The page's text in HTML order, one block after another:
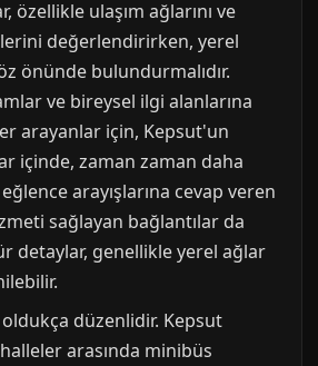
özellikle ulaşım ağlarını ve
değerlendirirken, yerel
önünde bulundurmalıdır.
ve bireysel ilgi alanlarına
arayanlar için, Kepsut'un
içinde, zaman zaman daha
eğlence arayışlarına cevap veren
sağlayan bağlantılar da
detaylar, genellikle yerel ağlar
düzenlidir. Kepsut
arasında minibüs